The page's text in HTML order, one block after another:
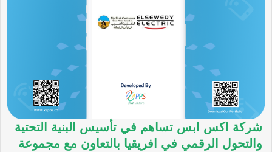
شركة اكس ابس تساهم في تأسيس البنية التحتية
والتحول الرقمي في افريقيا بالتعاون مع مجموعة